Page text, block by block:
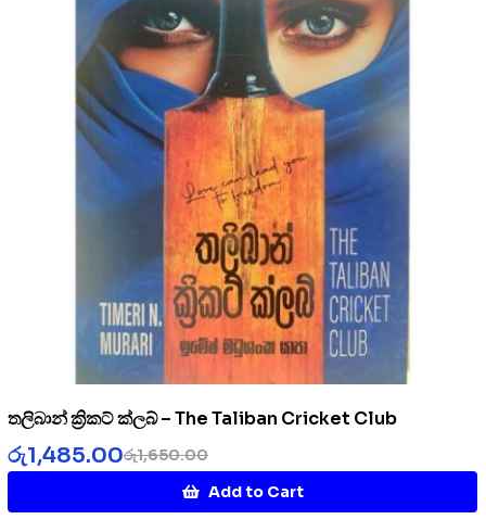
තලිබාන් ක්‍රිකට් ක්ලබ් – The Taliban Cricket Club
රු1,650.00
රු1,485.00
Add to Cart